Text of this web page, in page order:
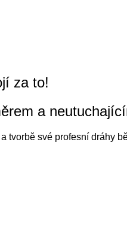
za to!
a
tvorbě své profesní dráhy